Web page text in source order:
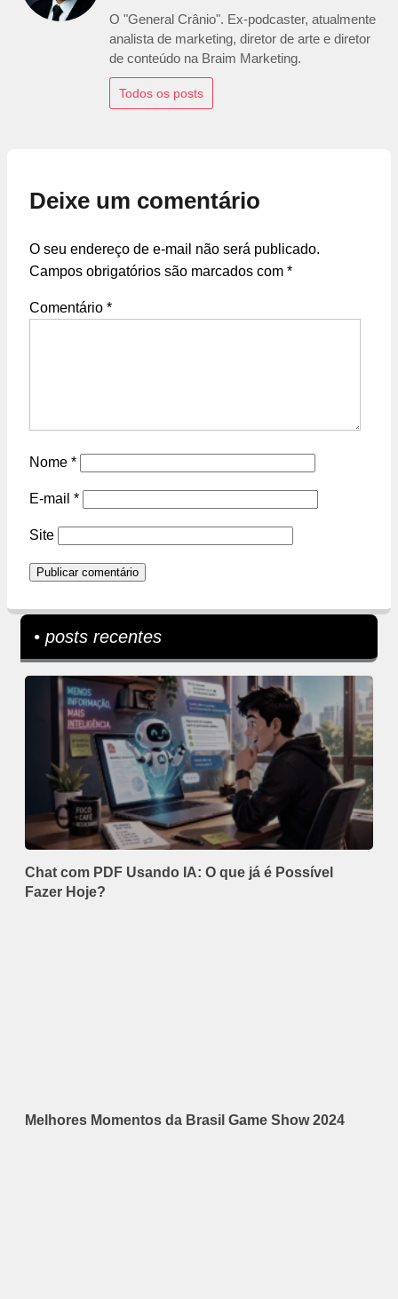
O "General Crânio". Ex-podcaster, atualmente
analista de marketing, diretor de arte e diretor
de conteúdo na Braim Marketing.
Todos os posts
Deixe um comentário
O seu endereço de e-mail não será publicado.
Campos obrigatórios são marcados com *
Comentário *
Nome *
E-mail *
Site
• posts recentes
Chat com PDF Usando IA: O que já é Possível
Fazer Hoje?
Melhores Momentos da Brasil Game Show 2024